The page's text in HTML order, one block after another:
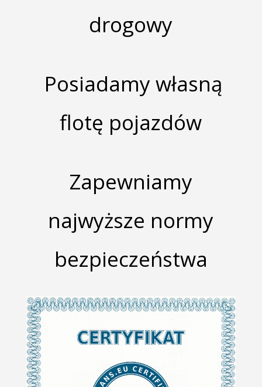
drogowy
Posiadamy własną
flotę pojazdów
Zapewniamy
najwyższe normy
bezpieczeństwa